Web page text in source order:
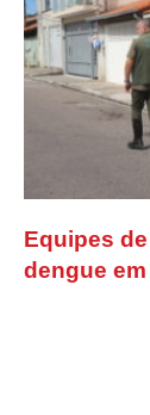
Equipes
dengue